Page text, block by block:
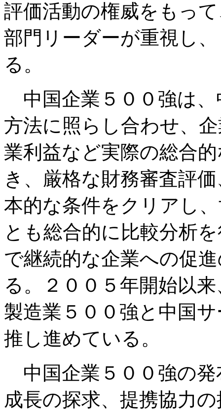
評価活動の権威をもっ
部門リーダーが重視し
る。
中国企業５００強は、
方法に照らし合わせ、
業利益など実際の総合
き、厳格な財務審査評
本的な条件をクリアし
とも総合的に比較分析
で継続的な企業への促
る。２００５年開始以
製造業５００強と中国
推し進めている。
中国企業５００強の発
成長の探求、提携協力